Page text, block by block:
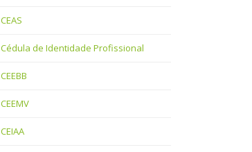
CEAS
Cédula de Identidade Profissional
CEEBB
CEEMV
CEIAA